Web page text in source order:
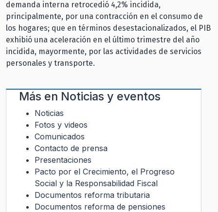
demanda interna retrocedió 4,2% incidida,
principalmente, por una contracción en el consumo de
los hogares; que en términos desestacionalizados, el PIB
exhibió una aceleración en el último trimestre del año
incidida, mayormente, por las actividades de servicios
personales y transporte.
Más en Noticias y eventos
Noticias
Fotos y videos
Comunicados
Contacto de prensa
Presentaciones
Pacto por el Crecimiento, el Progreso
Social y la Responsabilidad Fiscal
Documentos reforma tributaria
Documentos reforma de pensiones